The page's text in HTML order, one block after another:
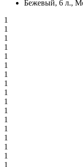
1
1
1
1
1
1
1
1
1
1
1
1
1
1
1
1
1